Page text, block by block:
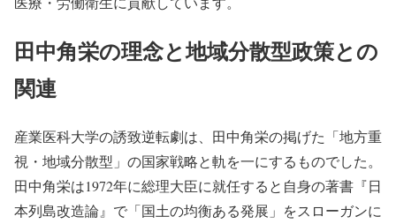
田中角栄の理念と地域分散型政策との
関連
産業医科大学の誘致逆転劇は、田中角栄の掲げた「地方重
視・地域分散型」の国家戦略と軌を一にするものでした。
田中角栄は1972年に総理大臣に就任すると自身の著書『日
本列島改造論』で「国土の均衡ある発展」をスローガンに